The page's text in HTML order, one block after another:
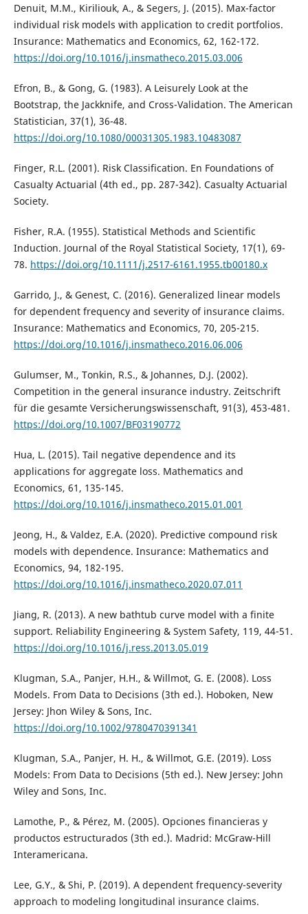
Denuit, M.M., Kiriliouk, A., & Segers, J. (2015). Max-factor
individual risk models with application to credit portfolios.
Insurance: Mathematics and Economics, 62, 162-172.
https://doi.org/10.1016/j.insmatheco.2015.03.006
Efron, B., & Gong, G. (1983). A Leisurely Look at the
Bootstrap, the Jackknife, and Cross-Validation. The American
Statistician, 37(1), 36-48.
https://doi.org/10.1080/00031305.1983.10483087
Finger, R.L. (2001). Risk Classification. En Foundations of
Casualty Actuarial (4th ed., pp. 287-342). Casualty Actuarial
Society.
Fisher, R.A. (1955). Statistical Methods and Scientific
Induction. Journal of the Royal Statistical Society, 17(1), 69-
78. https://doi.org/10.1111/j.2517-6161.1955.tb00180.x
Garrido, J., & Genest, C. (2016). Generalized linear models
for dependent frequency and severity of insurance claims.
Insurance: Mathematics and Economics, 70, 205-215.
https://doi.org/10.1016/j.insmatheco.2016.06.006
Gulumser, M., Tonkin, R.S., & Johannes, D.J. (2002).
Competition in the general insurance industry. Zeitschrift
für die gesamte Versicherungswissenschaft, 91(3), 453-481.
https://doi.org/10.1007/BF03190772
Hua, L. (2015). Tail negative dependence and its
applications for aggregate loss. Mathematics and
Economics, 61, 135-145.
https://doi.org/10.1016/j.insmatheco.2015.01.001
Jeong, H., & Valdez, E.A. (2020). Predictive compound risk
models with dependence. Insurance: Mathematics and
Economics, 94, 182-195.
https://doi.org/10.1016/j.insmatheco.2020.07.011
Jiang, R. (2013). A new bathtub curve model with a finite
support. Reliability Engineering & System Safety, 119, 44-51.
https://doi.org/10.1016/j.ress.2013.05.019
Klugman, S.A., Panjer, H.H., & Willmot, G. E. (2008). Loss
Models. From Data to Decisions (3th ed.). Hoboken, New
Jersey: Jhon Wiley & Sons, Inc.
https://doi.org/10.1002/9780470391341
Klugman, S.A., Panjer, H. H., & Willmot, G.E. (2019). Loss
Models: From Data to Decisions (5th ed.). New Jersey: John
Wiley and Sons, Inc.
Lamothe, P., & Pérez, M. (2005). Opciones financieras y
productos estructurados (3th ed.). Madrid: McGraw-Hill
Interamericana.
Lee, G.Y., & Shi, P. (2019). A dependent frequency-severity
approach to modeling longitudinal insurance claims.